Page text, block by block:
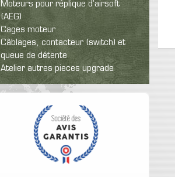
Moteurs pour réplique d’airsoft
(AEG)
Cages moteur
Câblages, contacteur (switch) et
queue de détente
Atelier autres pieces upgrade